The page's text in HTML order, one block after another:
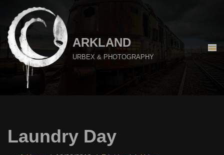
Aller
au
contenu
ARKLAND
URBEX & PHOTOGRAPHY
Laundry Day